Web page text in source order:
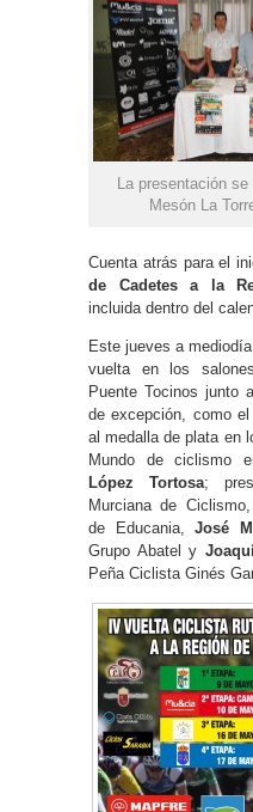
La presentación
Mesón La
Cuenta atrás para el
de Cadetes a la
incluida dentro del
Este jueves a
vuelta en los
Puente Tocinos junto
de excepción, como
al medalla de plata en
Mundo de ciclismo
López Tortosa;
Murciana de Ciclismo,
de Educania,José
Grupo Abatel y
Peña Ciclista Ginés